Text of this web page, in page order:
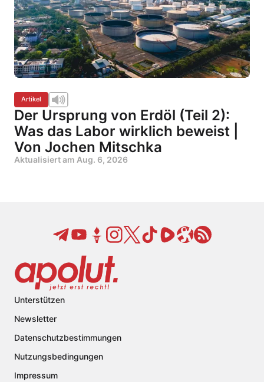
Artikel
Der Ursprung von Erdöl (Teil 2):
Was das Labor wirklich beweist |
Von Jochen Mitschka
Aktualisiert am Aug. 6, 2026
Unterstützen
Newsletter
Datenschutzbestimmungen
Nutzungsbedingungen
Impressum